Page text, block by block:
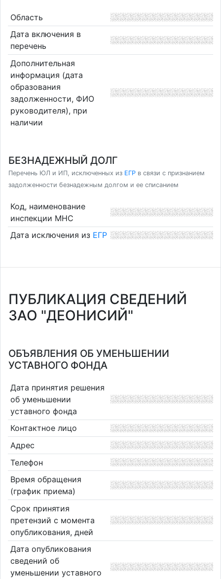
Область
Дата включения в
перечень
Дополнительная
информация (дата
образования
задолженности, ФИО
руководителя), при
наличии
БЕЗНАДЕЖНЫЙ ДОЛГ
Перечень ЮЛ и ИП, исключенных из ЕГР в связи с признанием
задолженности безнадежным долгом и ее списанием
Код, наименование
инспекции МНС
Дата исключения из ЕГР
ПУБЛИКАЦИЯ СВЕДЕНИЙ
ЗАО "ДЕОНИСИЙ"
ОБЪЯВЛЕНИЯ ОБ УМЕНЬШЕНИИ
УСТАВНОГО ФОНДА
Дата принятия решения
об уменьшении
уставного фонда
Контактное лицо
Адрес
Телефон
Время обращения
(график приема)
Срок принятия
претензий с момента
опубликования, дней
Дата опубликования
сведений об
уменьшении уставного